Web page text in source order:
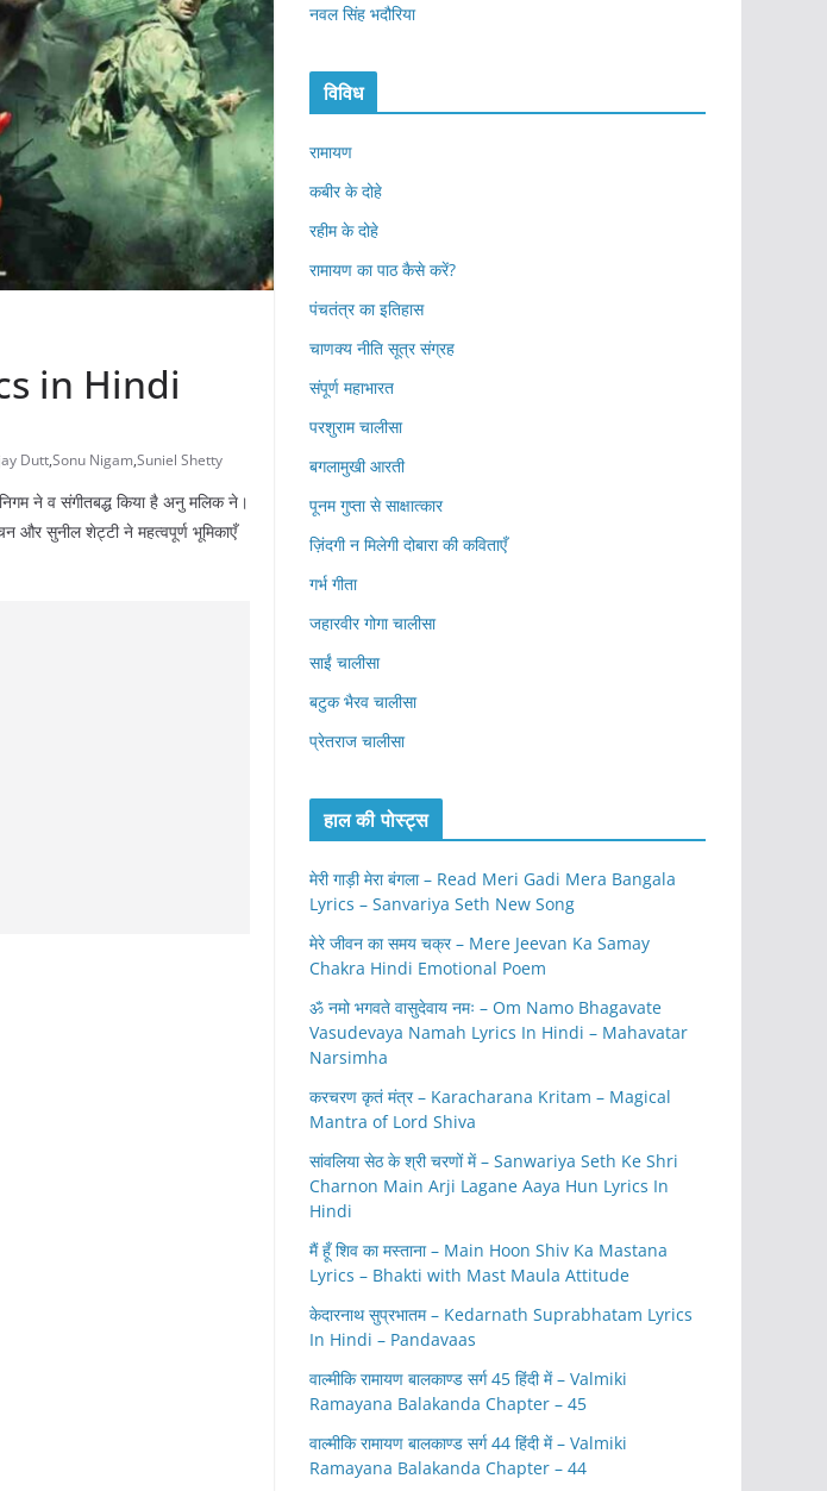
in Hindi
Dutt,Sonu Nigam,Suniel Shetty
ने व संगीतबद्ध किया है अनु मलिक ने।
सुनील शेट्टी ने महत्वपूर्ण भूमिकाएँ
नवल सिंह भदौरिया
विविध
रामायण
कबीर के दोहे
रहीम के दोहे
रामायण का पाठ कैसे करें?
पंचतंत्र का इतिहास
चाणक्य नीति सूत्र संग्रह
संपूर्ण महाभारत
परशुराम चालीसा
बगलामुखी आरती
पूनम गुप्ता से साक्षात्कार
ज़िंदगी न मिलेगी दोबारा की कविताएँ
गर्भ गीता
जहारवीर गोगा चालीसा
साईं चालीसा
बटुक भैरव चालीसा
प्रेतराज चालीसा
हाल की पोस्ट्स
मेरी गाड़ी मेरा बंगला – Read Meri Gadi Mera Bangala
Lyrics – Sanvariya Seth New Song
मेरे जीवन का समय चक्र – Mere Jeevan Ka Samay
Chakra Hindi Emotional Poem
ॐ नमो भगवते वासुदेवाय नमः – Om Namo Bhagavate
Vasudevaya Namah Lyrics In Hindi – Mahavatar
Narsimha
करचरण कृतं मंत्र – Karacharana Kritam – Magical
Mantra of Lord Shiva
सांवलिया सेठ के श्री चरणों में – Sanwariya Seth Ke Shri
Charnon Main Arji Lagane Aaya Hun Lyrics In
Hindi
मैं हूँ शिव का मस्ताना – Main Hoon Shiv Ka Mastana
Lyrics – Bhakti with Mast Maula Attitude
केदारनाथ सुप्रभातम – Kedarnath Suprabhatam Lyrics
In Hindi – Pandavaas
वाल्मीकि रामायण बालकाण्ड सर्ग 45 हिंदी में – Valmiki
Ramayana Balakanda Chapter – 45
वाल्मीकि रामायण बालकाण्ड सर्ग 44 हिंदी में – Valmiki
Ramayana Balakanda Chapter – 44